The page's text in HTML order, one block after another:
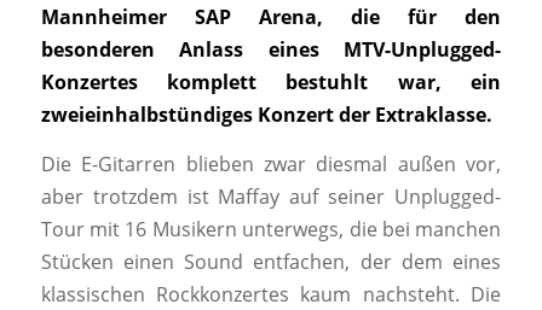
Mannheimer SAP Arena, die für den
besonderen Anlass eines MTV-Unplugged-
Konzertes komplett bestuhlt war, ein
zweieinhalbstündiges Konzert der Extraklasse.
Die E-Gitarren blieben zwar diesmal außen vor,
aber trotzdem ist Maffay auf seiner Unplugged-
Tour mit 16 Musikern unterwegs, die bei manchen
Stücken einen Sound entfachen, der dem eines
klassischen Rockkonzertes kaum nachsteht. Die